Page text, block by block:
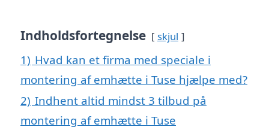
Indholdsfortegnelse skjul
1) Hvad kan et firma med speciale i
montering af emhætte i Tuse hjælpe med?
2) Indhent altid mindst 3 tilbud på
montering af emhætte i Tuse